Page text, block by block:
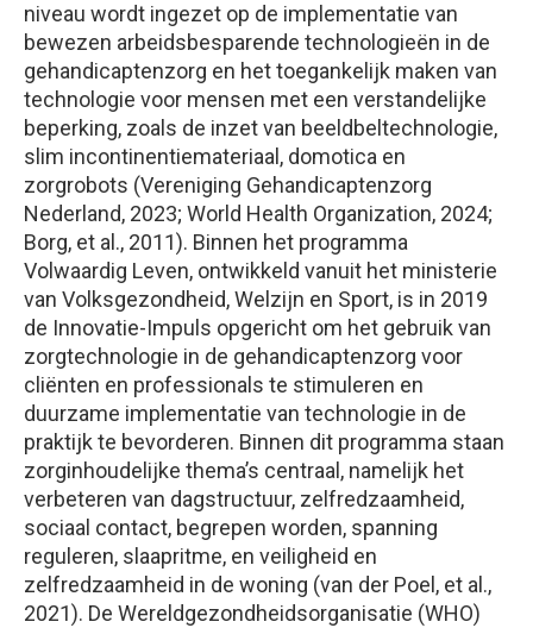
niveau wordt ingezet op de implementatie van
bewezen arbeidsbesparende technologieën in de
gehandicaptenzorg en het toegankelijk maken van
technologie voor mensen met een verstandelijke
beperking, zoals de inzet van beeldbeltechnologie,
slim incontinentiemateriaal, domotica en
zorgrobots (Vereniging Gehandicaptenzorg
Nederland, 2023; World Health Organization, 2024;
Borg, et al., 2011). Binnen het programma
Volwaardig Leven, ontwikkeld vanuit het ministerie
van Volksgezondheid, Welzijn en Sport, is in 2019
de Innovatie-Impuls opgericht om het gebruik van
zorgtechnologie in de gehandicaptenzorg voor
cliënten en professionals te stimuleren en
duurzame implementatie van technologie in de
praktijk te bevorderen. Binnen dit programma staan
zorginhoudelijke thema’s centraal, namelijk het
verbeteren van dagstructuur, zelfredzaamheid,
sociaal contact, begrepen worden, spanning
reguleren, slaapritme, en veiligheid en
zelfredzaamheid in de woning (van der Poel, et al.,
2021). De Wereldgezondheidsorganisatie (WHO)